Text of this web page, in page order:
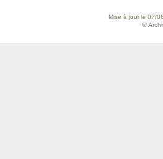
Mise à jour le 07/
©